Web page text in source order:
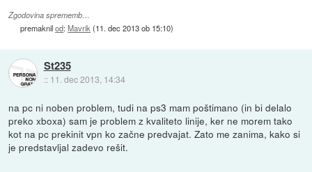
Zgodovina sprememb…
premaknilod:Mavrik(11. dec 2013 ob 15:10)
St235
:: 11. dec 2013, 14:34
na pc ni noben problem, tudi na ps3 mam poštimano (in bi delalo
preko xboxa) sam je problem z kvaliteto linije, ker ne morem tako
kot na pc prekinit vpn ko začne predvajat. Zato me zanima, kako si
je predstavljal zadevo rešit.